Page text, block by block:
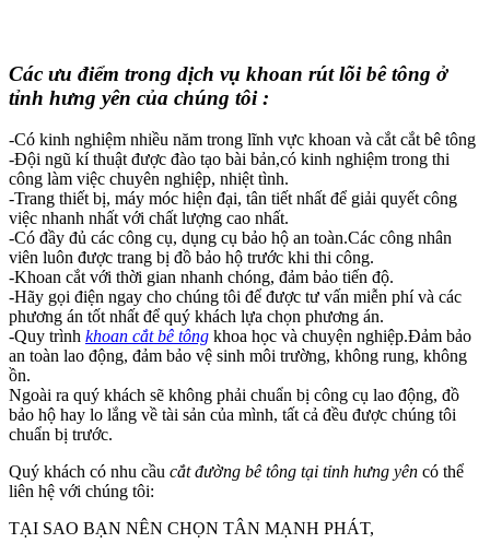
Các ưu điểm trong dịch vụ khoan rút lõi bê tông ở
tỉnh hưng yên của chúng tôi :
-Có kinh nghiệm nhiều năm trong lĩnh vực khoan và cắt cắt bê tông
-Đội ngũ kí thuật được đào tạo bài bản,có kinh nghiệm trong thi
công làm việc chuyên nghiệp, nhiệt tình.
-Trang thiết bị, máy móc hiện đại, tân tiết nhất để giải quyết công
việc nhanh nhất với chất lượng cao nhất.
-Có đầy đủ các công cụ, dụng cụ bảo hộ an toàn.Các công nhân
viên luôn được trang bị đồ bảo hộ trước khi thi công.
-Khoan cắt với thời gian nhanh chóng, đảm bảo tiến độ.
-Hãy gọi điện ngay cho chúng tôi để được tư vấn miễn phí và các
phương án tốt nhất để quý khách lựa chọn phương án.
-Quy trình khoan cắt bê tông khoa học và chuyện nghiệp.Đảm bảo
an toàn lao động, đảm bảo vệ sinh môi trường, không rung, không
ồn.
Ngoài ra quý khách sẽ không phải chuẩn bị công cụ lao động, đồ
bảo hộ hay lo lắng về tài sản của mình, tất cả đều được chúng tôi
chuẩn bị trước.
Quý khách có nhu cầu cắt đường bê tông tại tỉnh hưng yên có thể
liên hệ với chúng tôi:
TẠI SAO BẠN NÊN CHỌN TÂN MẠNH PHÁT,